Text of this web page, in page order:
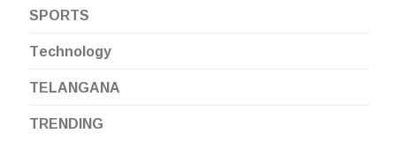
SPORTS
Technology
TELANGANA
TRENDING